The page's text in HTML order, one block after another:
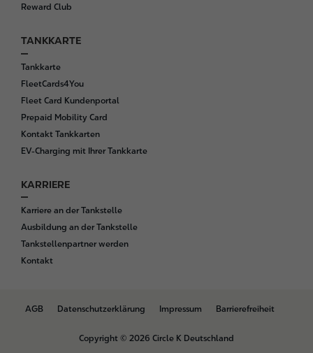
Reward Club
TANKKARTE
Tankkarte
FleetCards4You
Fleet Card Kundenportal
Prepaid Mobility Card
Kontakt Tankkarten
EV-Charging mit Ihrer Tankkarte
KARRIERE
Karriere an der Tankstelle
Ausbildung an der Tankstelle
Tankstellenpartner werden
Kontakt
B
AGB Datenschutzerklärung Impressum Barrierefreiheit
Copyright © 2026 Circle K Deutschland